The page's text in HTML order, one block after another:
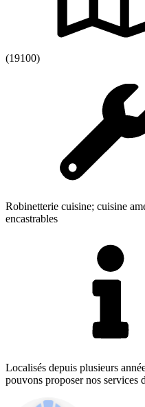
(19100)
Robinetterie cuisine; cuisine
encastrables
Localisés depuis plusieurs
pouvons proposer nos services